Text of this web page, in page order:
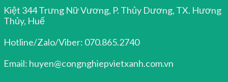
Kiệt 344 Trưng Nữ Vương, P. Thủy Dương, TX. Hương
Thủy, Huế
Hotline/Zalo/Viber: 070.865.2740
Email: huyen@congnghiepvietxanh.com.vn